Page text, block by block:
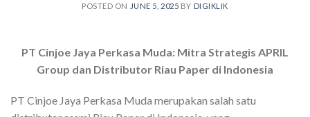
POSTED ON JUNE 5, 2025 BY DIGIKLIK
PT Cinjoe Jaya Perkasa Muda: Mitra Strategis APRIL
Group dan Distributor Riau Paper di Indonesia
PT Cinjoe Jaya Perkasa Muda merupakan salah satu